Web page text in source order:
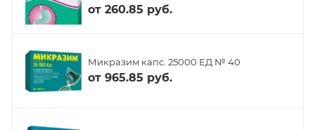
от 260.85 руб.
Микразим капс. 25000 ЕД № 40
от 965.85 руб.